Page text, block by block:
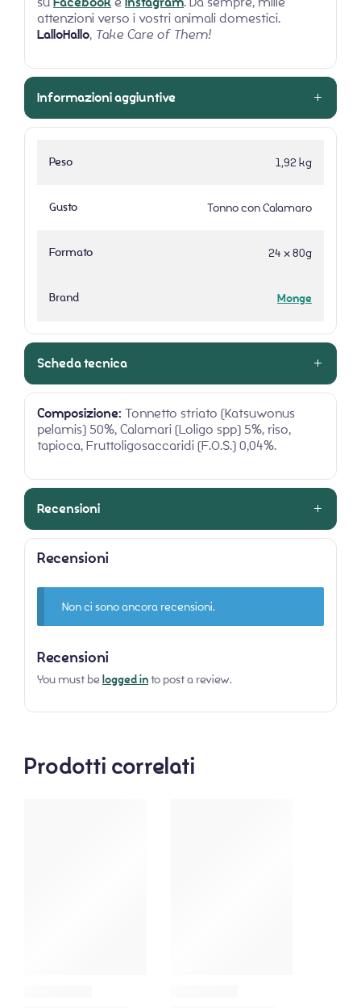
attenzioni verso i vostri animali domestici.
LalloHallo, Take Care of Them!
Informazioni aggiuntive
Peso 1,92 kg
Gusto Tonno con Calamaro
Formato 24 x 80g
Brand Monge
Scheda tecnica
Composizione: Tonnetto striato (Katsuwonus
pelamis) 50%, Calamari (Loligo spp) 5%, riso,
tapioca, Fruttoligosaccaridi (F.O.S.) 0,04%.
Recensioni
Recensioni
Non ci sono ancora recensioni.
Recensioni
You must be logged into post a review.
Prodotti correlati